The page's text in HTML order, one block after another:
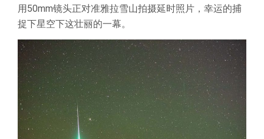
用50mm镜头正对准雅拉雪山拍摄延时照片，幸运的捕
捉下星空下这壮丽的一幕。